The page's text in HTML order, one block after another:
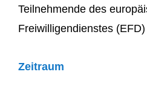
Teilnehmende des
Freiwilligendienstes (EFD)
Zeitraum